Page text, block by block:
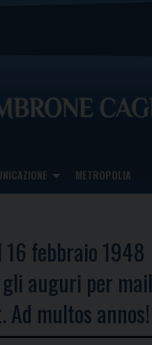
METROPOLIA
16 febbraio 1948
auguri per mail
Ad multos annos!